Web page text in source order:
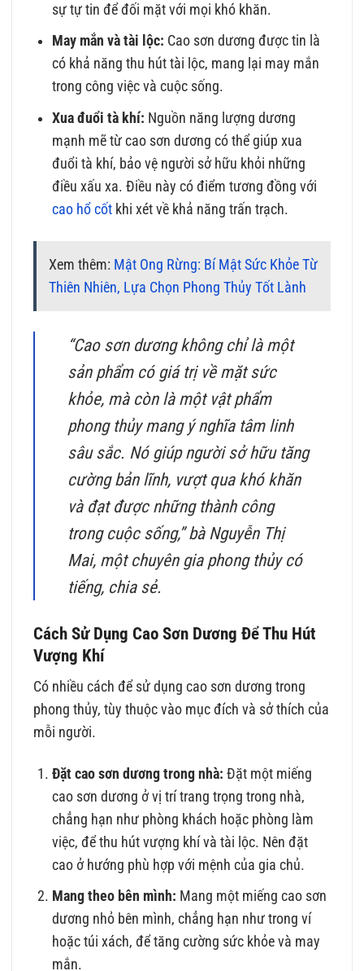
sự tự tin để đối mặt với mọi khó khăn.
May mắn và tài lộc: Cao sơn dương được tin là
có khả năng thu hút tài lộc, mang lại may mắn
trong công việc và cuộc sống.
Xua đuổi tà khí: Nguồn năng lượng dương
mạnh mẽ từ cao sơn dương có thể giúp xua
đuổi tà khí, bảo vệ người sở hữu khỏi những
điều xấu xa. Điều này có điểm tương đồng với
cao hổ cốt khi xét về khả năng trấn trạch.
Xem thêm: Mật Ong Rừng: Bí Mật Sức Khỏe Từ
Thiên Nhiên, Lựa Chọn Phong Thủy Tốt Lành
“Cao sơn dương không chỉ là một
sản phẩm có giá trị về mặt sức
khỏe, mà còn là một vật phẩm
phong thủy mang ý nghĩa tâm linh
sâu sắc. Nó giúp người sở hữu tăng
cường bản lĩnh, vượt qua khó khăn
và đạt được những thành công
trong cuộc sống,” bà Nguyễn Thị
Mai, một chuyên gia phong thủy có
tiếng, chia sẻ.
Cách Sử Dụng Cao Sơn Dương Để Thu Hút
Vượng Khí
Có nhiều cách để sử dụng cao sơn dương trong
phong thủy, tùy thuộc vào mục đích và sở thích của
mỗi người.
Đặt cao sơn dương trong nhà: Đặt một miếng
cao sơn dương ở vị trí trang trọng trong nhà,
chẳng hạn như phòng khách hoặc phòng làm
việc, để thu hút vượng khí và tài lộc. Nên đặt
cao ở hướng phù hợp với mệnh của gia chủ.
Mang theo bên mình: Mang một miếng cao sơn
dương nhỏ bên mình, chẳng hạn như trong ví
hoặc túi xách, để tăng cường sức khỏe và may
mắn.